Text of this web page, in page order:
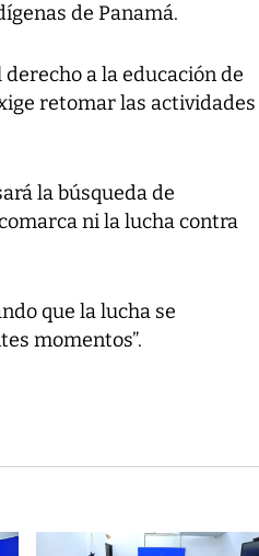
de Panamá.
a la educación de
retomar las actividades
la búsqueda de
ni la lucha contra
que la lucha se
momentos”.